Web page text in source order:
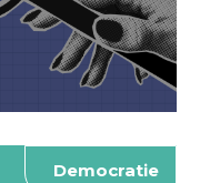
Democratie